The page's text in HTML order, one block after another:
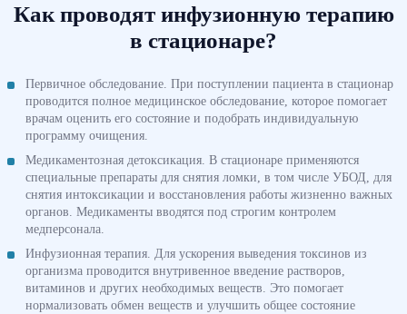
Как проводят инфузионную терапию
в стационаре?
Первичное обследование. При поступлении пациента в стационар
проводится полное медицинское обследование, которое помогает
врачам оценить его состояние и подобрать индивидуальную
программу очищения.
Медикаментозная детоксикация. В стационаре применяются
специальные препараты для снятия ломки, в том числе УБОД, для
снятия интоксикации и восстановления работы жизненно важных
органов. Медикаменты вводятся под строгим контролем
медперсонала.
Инфузионная терапия. Для ускорения выведения токсинов из
организма проводится внутривенное введение растворов,
витаминов и других необходимых веществ. Это помогает
нормализовать обмен веществ и улучшить общее состояние